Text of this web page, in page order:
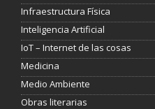
Infraestructura Física
Inteligencia Artificial
IoT – Internet de las cosas
Medicina
Medio Ambiente
Obras literarias